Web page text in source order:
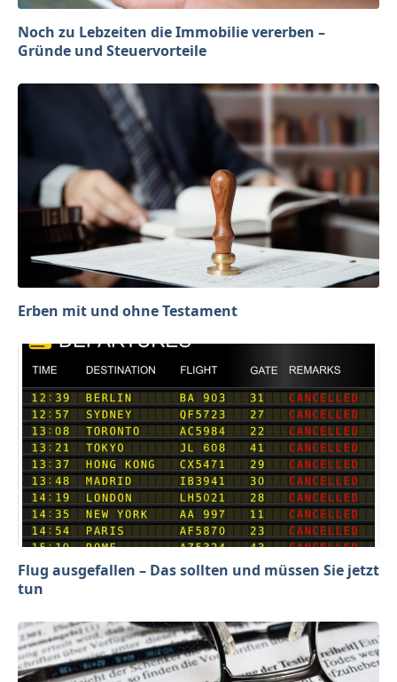
Noch zu Lebzeiten die Immobilie vererben –
Gründe und Steuervorteile
Erben mit und ohne Testament
Flug ausgefallen – Das sollten und müssen Sie jetzt
tun